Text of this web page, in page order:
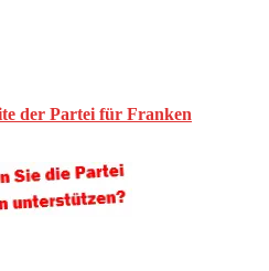
der Partei für Franken